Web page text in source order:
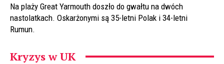
Na plaży Great Yarmouth doszło do gwałtu na dwóch
nastolatkach. Oskarżonymi są 35-letni Polak i 34-letni
Rumun.
Kryzys w UK